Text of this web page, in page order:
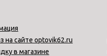
на сайте optovik62.ru
в магазине